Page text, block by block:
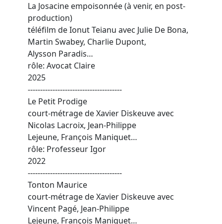
La Josacine empoisonnée (à venir, en post-
production)
téléfilm de Ionut Teianu avec Julie De Bona,
Martin Swabey, Charlie Dupont,
Alysson Paradis…
rôle: Avocat Claire
2025
--------------------------------------
Le Petit Prodige
court-métrage de Xavier Diskeuve avec
Nicolas Lacroix, Jean-Philippe
Lejeune, François Maniquet…
rôle: Professeur Igor
2022
--------------------------------------
Tonton Maurice
court-métrage de Xavier Diskeuve avec
Vincent Pagé, Jean-Philippe
Lejeune, François Maniquet…